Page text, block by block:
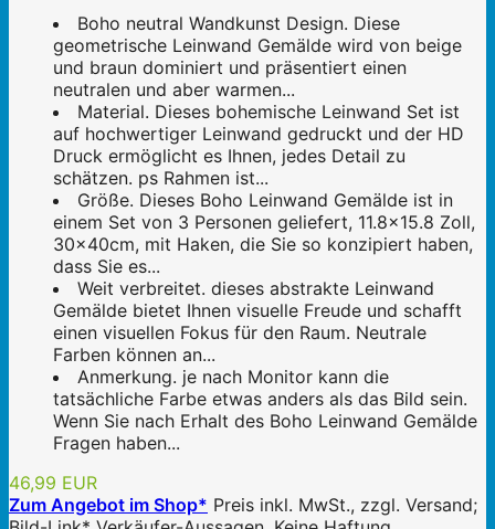
Boho neutral Wandkunst Design. Diese
geometrische Leinwand Gemälde wird von beige
und braun dominiert und präsentiert einen
neutralen und aber warmen...
Material. Dieses bohemische Leinwand Set ist
auf hochwertiger Leinwand gedruckt und der HD
Druck ermöglicht es Ihnen, jedes Detail zu
schätzen. ps Rahmen ist...
Größe. Dieses Boho Leinwand Gemälde ist in
einem Set von 3 Personen geliefert, 11.8x15.8 Zoll,
30x40cm, mit Haken, die Sie so konzipiert haben,
dass Sie es...
Weit verbreitet. dieses abstrakte Leinwand
Gemälde bietet Ihnen visuelle Freude und schafft
einen visuellen Fokus für den Raum. Neutrale
Farben können an...
Anmerkung. je nach Monitor kann die
tatsächliche Farbe etwas anders als das Bild sein.
Wenn Sie nach Erhalt des Boho Leinwand Gemälde
Fragen haben...
46,99 EUR
Zum Angebot im Shop* Preis inkl. MwSt., zzgl. Versand;